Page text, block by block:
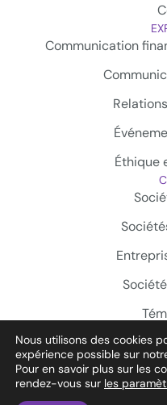
Communication
Éthique
© 2026
Nous utilisons des cookies
expérience possible sur
Pour en savoir plus sur les
rendez-vous sur les